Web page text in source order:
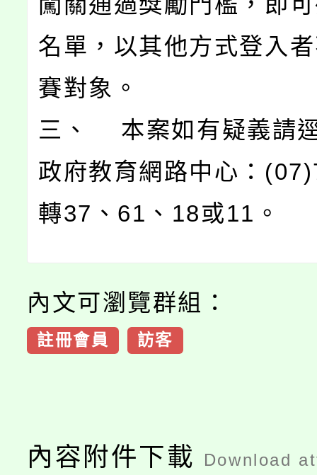
名單，以其他方式登入
賽對象。
三、 本案如有疑義請
政府教育網路中心：
轉37、61、18或11。
內文可瀏覽群組：
註冊會員 訪客
內容附件下載 Download